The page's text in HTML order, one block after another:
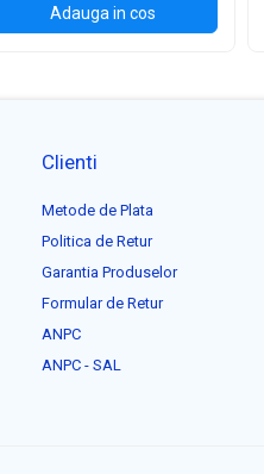
Adauga in cos
Clienti
Metode de Plata
Politica de Retur
Garantia Produselor
Formular de Retur
ANPC
ANPC - SAL